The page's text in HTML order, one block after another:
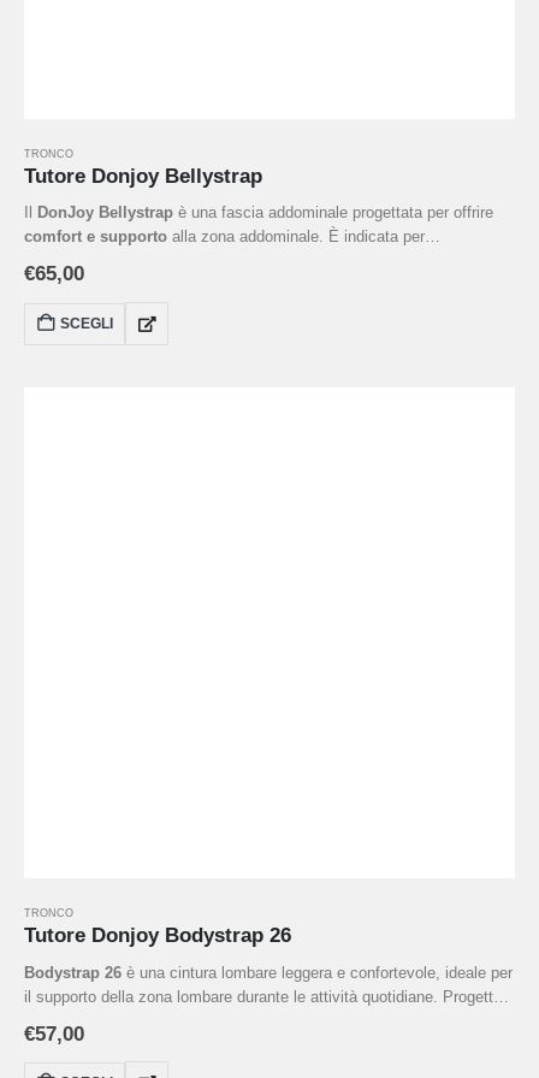
TRONCO
Tutore Donjoy Bellystrap
DonJoy Bellystrap è una fascia addominale progettata per offrire
comfort e supporto alla zona addominale. È indicata per
garantendo stabilizzazione e sostegno.
€65,00
SCEGLI
TRONCO
Tutore Donjoy Bodystrap 26
Bodystrap 26 è una cintura lombare leggera e confortevole, ideale per
il supporto della zona lombare durante le attività quotidiane. Progettata
compressione senza limitare i movimenti.
€57,00